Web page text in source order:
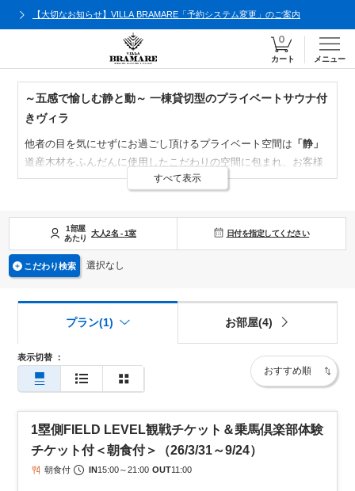
【大切なお知らせ】VILLA BRAMARE「予約システム変更」のご案内
カート メニュー
～五感で愉しむ静と動～ 一棟貸切型のプライベートサウナ付
きヴィラ
他者の目を気にせずにお過ごし頂けるプライベート空間は 「静」
道産木材をふんだんに使用したこだわりの空間に包まれ、お客様
だけの思い思いの時間をお過ごしいただけます。
北海道の新たなシンボルであるボールパークを季節・時間を問わ
ずお愉しみいただけます。
２つの空間が織り成すここでしか味わえない贅沢な時間を五感全
てでご堪能ください。
すべて表示
1部屋
あたり
大人2名 -1室 日付を指定してください
こだわり検索 選択なし
表示切替 ：
プラン(1) お部屋(4)
1塁側FIELD LEVEL観戦チケット＆乗馬倶楽部体験
チケット付＜朝食付＞（26/3/31～9/24）
朝食付 IN15:00～21:00 OUT11:00